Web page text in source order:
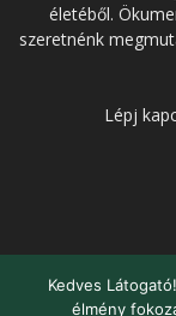
életéből.
szeretnénk
Lépj
Kedves
élmény